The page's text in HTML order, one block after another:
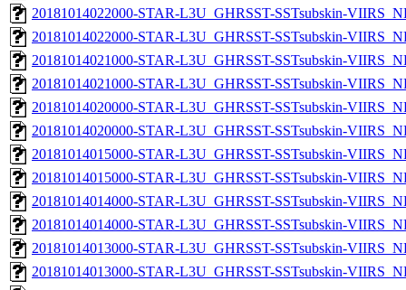
20181014022000-STAR-L3U_GHRSST-SSTsubskin-
20181014022000-STAR-L3U_GHRSST-SSTsubskin-
20181014021000-STAR-L3U_GHRSST-SSTsubskin-
20181014021000-STAR-L3U_GHRSST-SSTsubskin-
20181014020000-STAR-L3U_GHRSST-SSTsubskin-
20181014020000-STAR-L3U_GHRSST-SSTsubskin-
20181014015000-STAR-L3U_GHRSST-SSTsubskin-
20181014015000-STAR-L3U_GHRSST-SSTsubskin-
20181014014000-STAR-L3U_GHRSST-SSTsubskin-
20181014014000-STAR-L3U_GHRSST-SSTsubskin-
20181014013000-STAR-L3U_GHRSST-SSTsubskin-
20181014013000-STAR-L3U_GHRSST-SSTsubskin-